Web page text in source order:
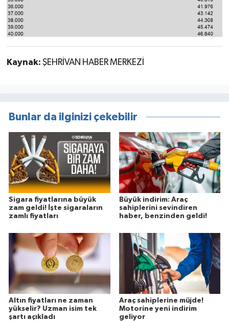
Kaynak: ŞEHRİVAN HABER MERKEZİ
Bunlar da ilginizi çekebilir
Sigara fiyatlarına büyük
zam geldi! İşte sigaraların
zamlı fiyatları
Büyük indirim: Araç
sahiplerini sevindiren
haber, benzinden geldi!
Altın fiyatları ne zaman
yükselir? Uzman isim tek
şartı açıkladı
Araç sahiplerine müjde!
Motorine yeni indirim
geliyor